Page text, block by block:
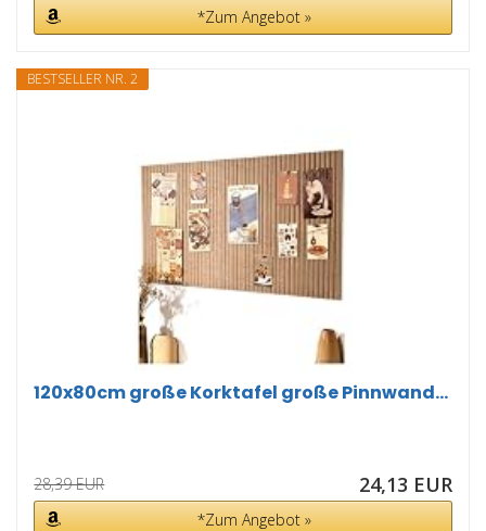
*Zum Angebot »
BESTSELLER NR. 2
120x80cm große Korktafel große Pinnwand...
28,39 EUR 24,13 EUR
*Zum Angebot »